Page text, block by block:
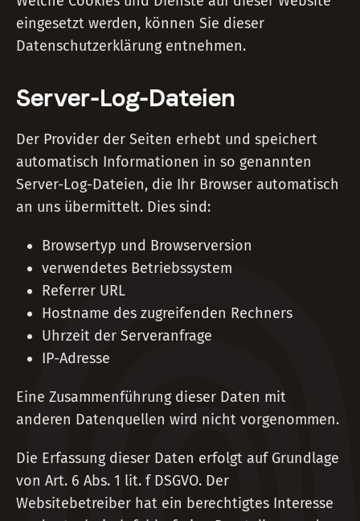
eingesetzt werden, können Sie dieser
Datenschutzerklärung entnehmen.
Server-Log-Dateien
Der Provider der Seiten erhebt und speichert
automatisch Informationen in so genannten
Server-Log-Dateien, die Ihr Browser automatisch
an uns übermittelt. Dies sind:
Browsertyp und Browserversion
verwendetes Betriebssystem
Referrer URL
Hostname des zugreifenden Rechners
Uhrzeit der Serveranfrage
IP-Adresse
Eine Zusammenführung dieser Daten mit
anderen Datenquellen wird nicht vorgenommen.
Die Erfassung dieser Daten erfolgt auf Grundlage
von Art. 6 Abs. 1 lit. f DSGVO. Der
Websitebetreiber hat ein berechtigtes Interesse